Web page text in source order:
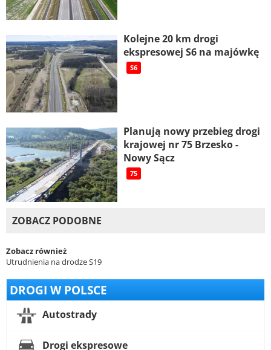
Kolejne 20 km drogi
ekspresowej S6 na majówkę
S6
Planują nowy przebieg drogi
krajowej nr 75 Brzesko -
Nowy Sącz
75
ZOBACZ PODOBNE
Zobacz również
Utrudnienia na drodze S19
DROGI W POLSCE
Autostrady
Drogi ekspresowe